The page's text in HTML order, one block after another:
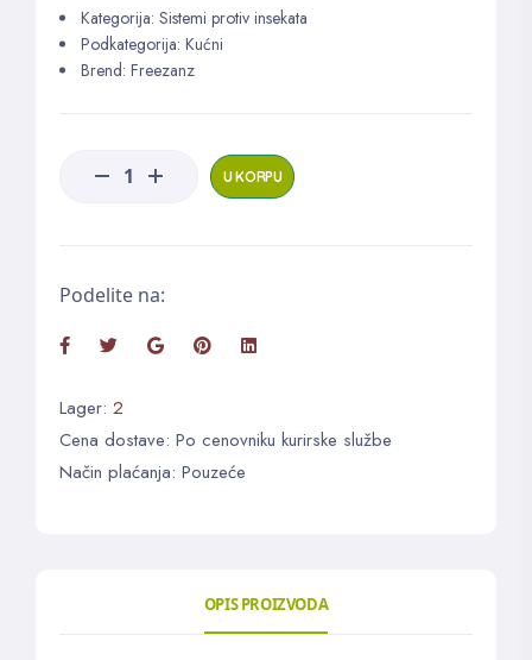
Kategorija: Sistemi protiv insekata
Podkategorija: Kućni
Brend: Freezanz
U KORPU
Podelite na:
Lager: 2
Cena dostave: Po cenovniku kurirske službe
Način plaćanja: Pouzeće
OPIS PROIZVODA